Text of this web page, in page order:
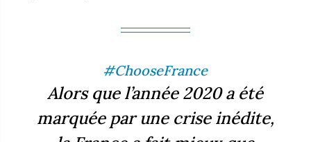
#ChooseFrance
Alors que l’année 2020 a été
marquée par une crise inédite,